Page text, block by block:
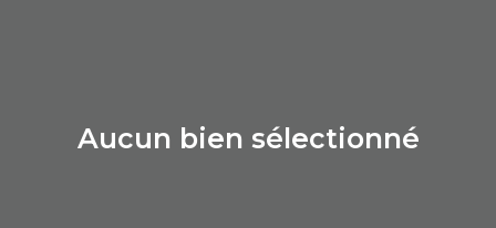
aucun bien sélectionné